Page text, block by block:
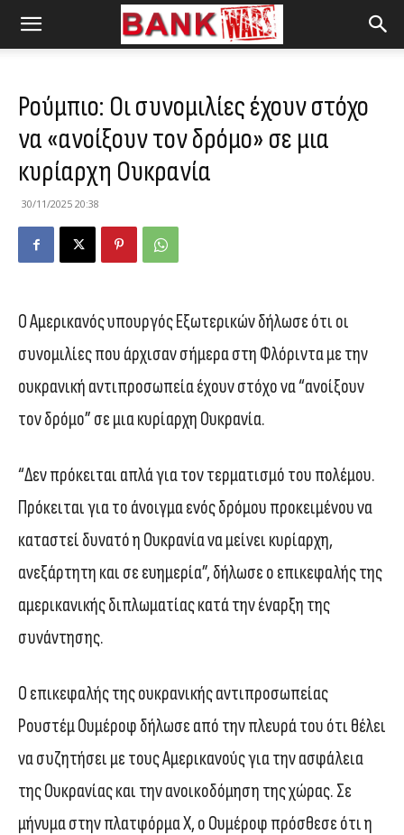
Ρούμπιο: Οι συνομιλίες έχουν στόχο
να «ανοίξουν τον δρόμο» σε μια
κυρίαρχη Ουκρανία
30/11/2025 20:38
Ο Αμερικανός υπουργός Εξωτερικών δήλωσε ότι οι
συνομιλίες που άρχισαν σήμερα στη Φλόριντα με την
ουκρανική αντιπροσωπεία έχουν στόχο να “ανοίξουν
τον δρόμο” σε μια κυρίαρχη Ουκρανία.
“Δεν πρόκειται απλά για τον τερματισμό του πολέμου.
Πρόκειται για το άνοιγμα ενός δρόμου προκειμένου να
καταστεί δυνατό η Ουκρανία να μείνει κυρίαρχη,
ανεξάρτητη και σε ευημερία”, δήλωσε ο επικεφαλής της
αμερικανικής διπλωματίας κατά την έναρξη της
συνάντησης.
Ο επικεφαλής της ουκρανικής αντιπροσωπείας
Ρουστέμ Ουμέροφ δήλωσε από την πλευρά του ότι θέλει
να συζητήσει με τους Αμερικανούς για την ασφάλεια
της Ουκρανίας και την ανοικοδόμηση της χώρας. Σε
μήνυμα στην πλατφόρμα Χ, ο Ουμέροφ πρόσθεσε ότι η